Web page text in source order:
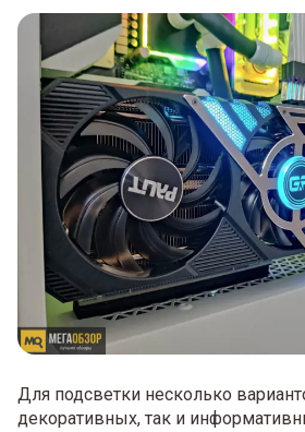
Для подсветки несколько
декоративных, так и